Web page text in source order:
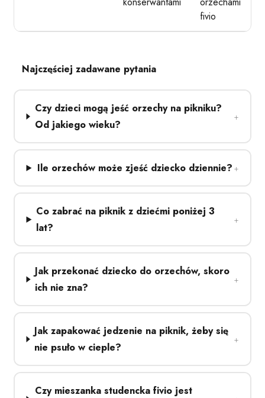
fivio
Najczęściej zadawane pytania
Czy dzieci mogą jeść orzechy na pikniku?
Od jakiego wieku?
Ile orzechów może zjeść dziecko dziennie?
Co zabrać na piknik z dziećmi poniżej 3
lat?
Jak przekonać dziecko do orzechów, skoro
ich nie zna?
Jak zapakować jedzenie na piknik, żeby się
nie psuło w cieple?
Czy mieszanka studencka fivio jest